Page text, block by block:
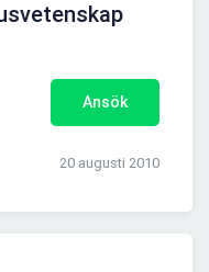
Ansök
20 augusti 2010